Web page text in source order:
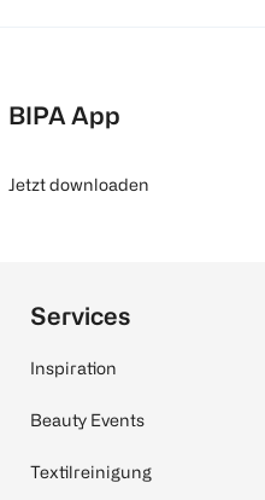
BIPA App
Jetzt downloaden
Services
Inspiration
Beauty Events
Textilreinigung